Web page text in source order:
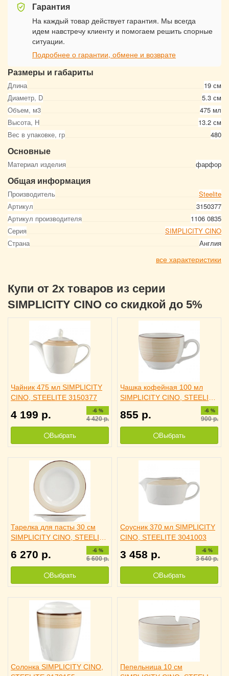
Размеры и габариты
Длина
19 см
Диаметр, D
5.3 см
Объем, м3
475 мл
Высота, Н
13.2 см
Вес в упаковке, гр
480
Основные
Материал изделия фарфор
Общая информация
Производитель
Steelite
Артикул
3150377
Артикул производителя
1106 0835
Серия
SIMPLICITY CINO
Страна
Англия
все характеристики
Гарантия
На каждый товар действует гарантия. Мы всегда
идем навстречу клиенту и помогаем решить спорные
ситуации.
Подробнее о гарантии, обмене и возврате
Купи от 2х товаров из серии
SIMPLICITY CINO со скидкой до 5%
Чайник 475 мл SIMPLICITY
CINO, STEELITE 3150377
4 199 р. -6 %
4 420р.
Выбрать
Чашка кофейная 100 мл
SIMPLICITY CINO, STEELITE
855 р. -6 %
900р.
Выбрать
Тарелка для пасты 30 см
SIMPLICITY CINO, STEELITE
6 270 р. -6 %
6 600р.
Выбрать
Соусник 370 мл SIMPLICITY
CINO, STEELITE 3041003
3 458 р. -6 %
3 640р.
Выбрать
Солонка SIMPLICITY CINO,
Пепельница 10 см